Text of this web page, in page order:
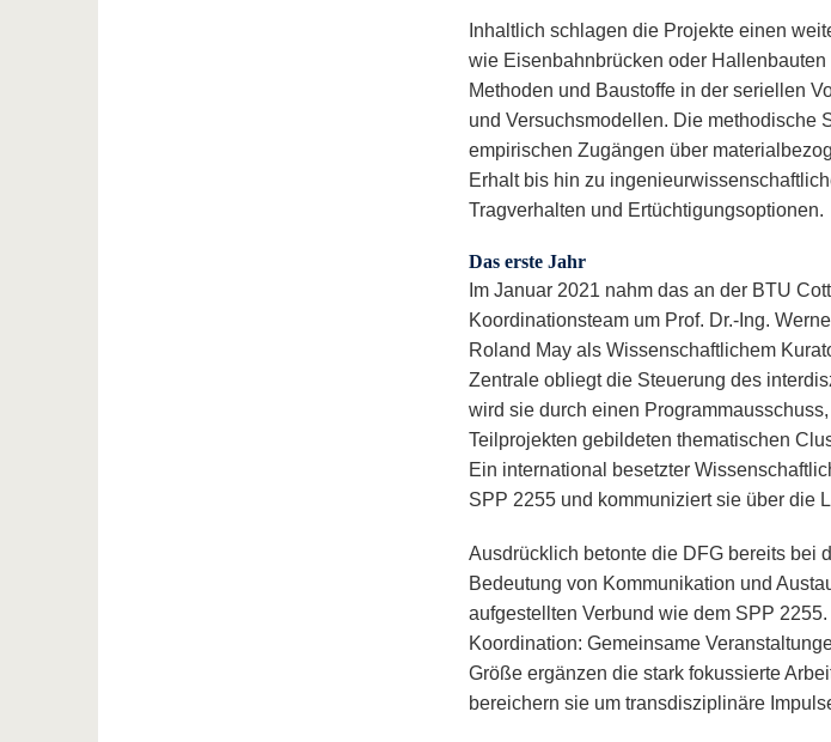
Inhaltlich schlagen die Projekte einen
wie Eisenbahnbrücken oder
Methoden und Baustoffe in der seriellen
und Versuchsmodellen. Die methodische
empirischen Zugängen über
Erhalt bis hin zu
Tragverhalten und Ertüchtigungsoptionen.
Das erste Jahr
Im Januar 2021 nahm das an der BTU
Koordinationsteam um Prof. Dr.-Ing.
Roland May als Wissenschaftlichem
Zentrale obliegt die Steuerung des
wird sie durch einen
Teilprojekten gebildeten thematischen
Ein international besetzter
SPP 2255 und kommuniziert sie über die
Ausdrücklich betonte die DFG bereits bei
Bedeutung von Kommunikation und
aufgestellten Verbund wie dem SPP
Koordination: Gemeinsame
Größe ergänzen die stark fokussierte
bereichern sie um transdisziplinäre